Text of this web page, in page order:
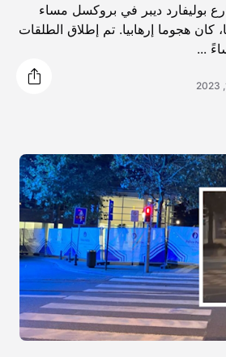
بوليفارد ديبر في بروكسل مساء
كان هجوما إرهابيا. تم إطلاق الطلقات